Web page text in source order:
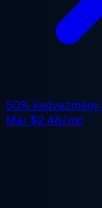
50% kedvezmény
Már $2.48/mo